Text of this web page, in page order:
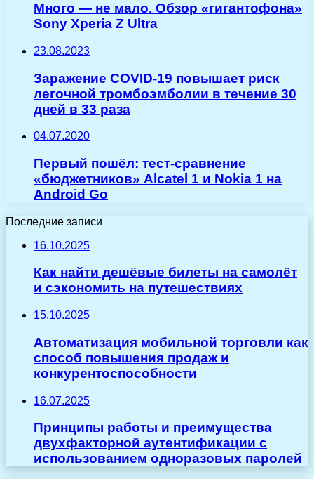
Много — не мало. Обзор «гигантофона»
Sony Xperia Z Ultra
23.08.2023
Заражение COVID-19 повышает риск
легочной тромбоэмболии в течение 30
дней в 33 раза
04.07.2020
Первый пошёл: тест-сравнение
«бюджетников» Alcatel 1 и Nokia 1 на
Android Go
Последние записи
16.10.2025
Как найти дешёвые билеты на самолёт
и сэкономить на путешествиях
15.10.2025
Автоматизация мобильной торговли как
способ повышения продаж и
конкурентоспособности
16.07.2025
Принципы работы и преимущества
двухфакторной аутентификации с
использованием одноразовых паролей